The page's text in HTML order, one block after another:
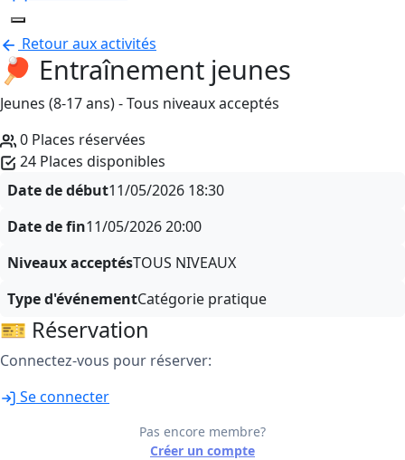
Retour aux activités
🏓 Entraînement jeunes
Jeunes (8-17 ans) - Tous niveaux acceptés
0 Places réservées
24 Places disponibles
Date de début11/05/2026 18:30
Date de fin11/05/202620:00
Niveaux acceptésTOUS NIVEAUX
Type d'événementCatégorie pratique
🎫 Réservation
Connectez-vous pour réserver:
Se connecter
Pas encore membre?
Créer un compte